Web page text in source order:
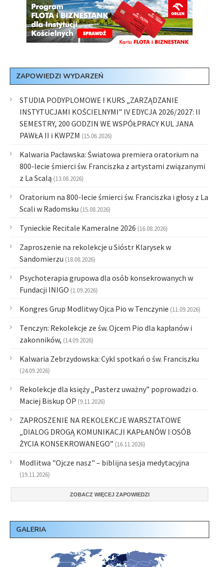
ZAPOWIEDZI WYDARZEŃ
STUDIA PODYPLOMOWE I KURS „ZARZĄDZANIE
INSTYTUCJAMI KOŚCIELNYMI” IV EDYCJA 2026/2027: II
SEMESTRY, 200 GODZIN WE WSPÓŁPRACY KUL JANA
PAWŁA II i KWPZM (15.06.2026)
Kalwaria Pacławska: Światowa premiera oratorium na
800-lecie śmierci św. Franciszka z artystami związanymi
z La Scalą (13.08.2026)
Oratorium na 800-lecie śmierci św. Franciszka i głosy z La
Scali w Radomsku (15.08.2026)
Tynieckie Recitale Kameralne 2026 (16.08.2026)
Zaproszenie na rekolekcje u Sióstr Klarysek w
Sandomierzu (18.08.2026)
Psychoterapia grupowa dla osób konsekrowanych w
Fundacji INIGO (1.09.2026)
Kongres Grup Modlitwy Ojca Pio w Tenczynie (11.09.2026)
Tenczyn: Rekolekcje ze św. Ojcem Pio dla kapłanów i
zakonników, (14.09.2026)
Kalwaria Zebrzydowska: Cykl spotkań o św. Franciszku
(24.09.2026)
Rekolekcje dla księży „Pasterz uważny” poprowadzi o.
Maciej Biskup OP (9.11.2026)
ZAPROSZENIE NA REKOLEKCJE WARSZTATOWE
„DIALOG DROGĄ KOMUNIKACJI KAPŁANÓW I OSÓB
ŻYCIA KONSEKROWANEGO” (16.11.2026)
Modlitwa "Ojcze nasz" – biblijna sesja medytacyjna
(19.11.2026)
ZOBACZ WIĘCEJ ZAPOWIEDZI
GALERIA